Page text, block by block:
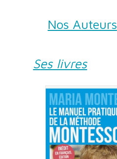
Nos Auteurs
Ses livres